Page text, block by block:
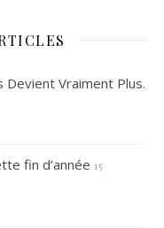
Devient Vraiment Plus.
fin d’année 15